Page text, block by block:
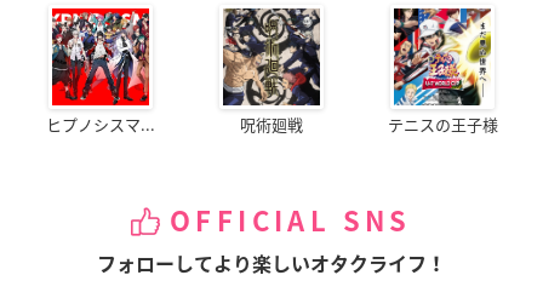
撮影監修：寺本友紀
編集：本田優規
音楽：松尾早人
音響監督：飯田里樹
音響制作：スタジオマウス
製作：天地創造デザイン部製作委員会
【キャスト】
ヒプノシスマ... 呪術廻戦 テニスの王子様
OFFICIAL SNS
フォローしてより楽しいオタクライフ！